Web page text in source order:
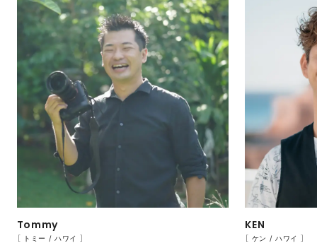
Tommy
［ トミー / ハワイ ］
KEN
［ ケン / ハワイ ］